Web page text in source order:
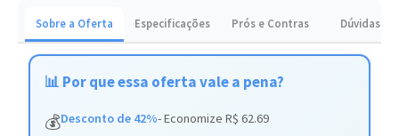
Sobre a Oferta Especificações Prós e Contras Dúvidas
📊 Por que essa oferta vale a pena?
💰Desconto de 42%- Economize R$ 62.69